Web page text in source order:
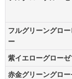
フルグリーングロー
ー
紫イエローグローゼ
赤金グリーングロー